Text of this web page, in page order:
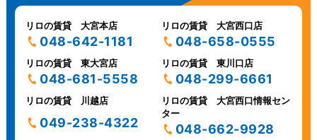
リロの賃貸 大宮本店
048-642-1181
リロの賃貸 大宮西口店
048-658-0555
リロの賃貸 東大宮店
048-681-5558
リロの賃貸 東川口店
048-299-6661
リロの賃貸 川越店
049-238-4322
リロの賃貸 大宮西口情報セン
ター
048-662-9928